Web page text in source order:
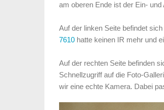
am oberen Ende ist der Ein-
Auf der linken Seite befindet
7610 hatte keinen IR mehr und
Auf der rechten Seite befinden
Schnellzugriff auf die Foto-
wir eine echte Kamera. Dabei